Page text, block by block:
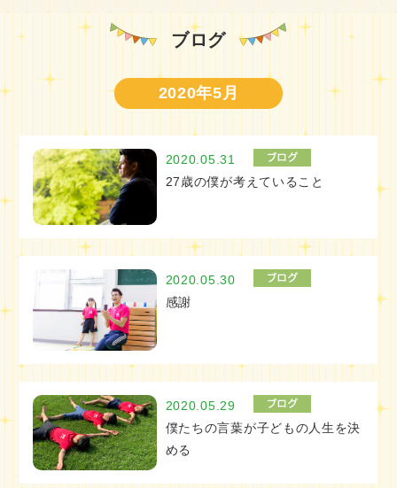
ブログ
2020年5月
2020.05.31
27歳の僕が考えていること
2020.05.30
感謝
2020.05.29
僕たちの言葉が子どもの人生を決
める